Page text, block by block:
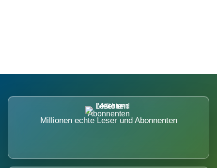
Millionen echte Leser und Abonnenten